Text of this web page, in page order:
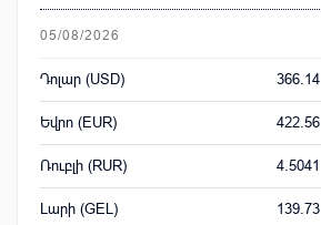
05/08/2026
Դոլար (USD) 366.14
Եվրո (EUR) 422.56
Ռուբլի (RUR) 4.5041
Լարի (GEL) 139.73